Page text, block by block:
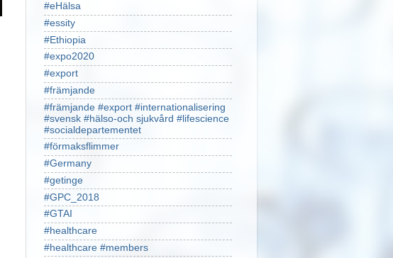
#eHälsa
#essity
#Ethiopia
#expo2020
#export
#främjande
#främjande #export #internationalisering
#svensk #hälso-och sjukvård #lifescience
#socialdepartementet
#förmaksflimmer
#Germany
#getinge
#GPC_2018
#GTAI
#healthcare
#healthcare #members